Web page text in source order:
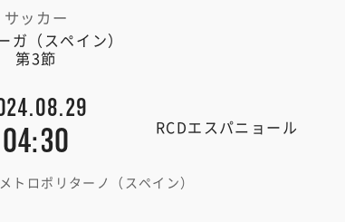
サッカー
ガ（スペイン）
第3節
04:30 RCDエスパニョール
トロポリターノ（スペイン）